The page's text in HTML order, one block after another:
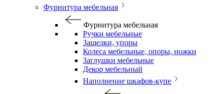
Фурнитура мебельная
Фурнитура мебельная
Ручки мебельные
Защелки, упоры
Колеса мебельные, опоры, ножки
Заглушки мебельные
Декор мебельный
Наполнение шкафов-купе